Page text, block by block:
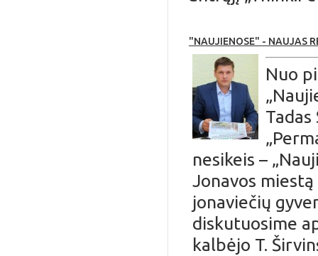
"NAUJIENOSE" - NAUJAS
Nuo
Tadas
nesikeis –
Jonavos
jonaviečių
diskutuosime
kalbėjo T.